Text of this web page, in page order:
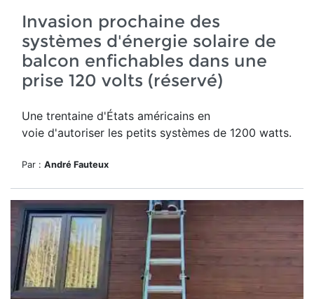
Invasion prochaine des
systèmes d'énergie solaire de
balcon enfichables dans une
prise 120 volts (réservé)
Une trentaine d'États américains en
voie d'autoriser les petits systèmes de 1200 watts.
Par : André Fauteux